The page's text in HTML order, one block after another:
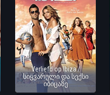
Verliefd op Ibiza /
სიყვარული და სექსი
იბიცაზე